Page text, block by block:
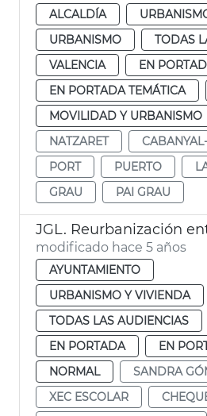
ALCALDÍA
URBANISMO
TODAS
VALENCIA
EN
EN PORTADA TEMÁTICA
MOVILIDAD Y URBANISMO
NATZARET
PORT
PUERTO
GRAU
PAI GRAU
modificado hace 5 años
AYUNTAMIENTO
URBANISMO Y VIVIENDA
TODAS LAS AUDIENCIAS
EN PORTADA
EN
NORMAL
SANDRA
XEC ESCOLAR